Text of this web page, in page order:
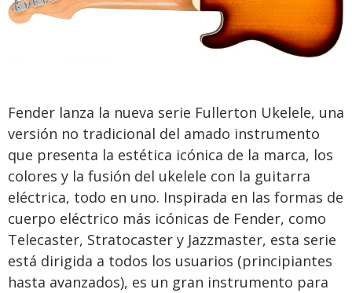
Fender lanza la nueva serie Fullerton Ukelele, una
versión no tradicional del amado instrumento
que presenta la estética icónica de la marca, los
colores y la fusión del ukelele con la guitarra
eléctrica, todo en uno. Inspirada en las formas de
cuerpo eléctrico más icónicas de Fender, como
Telecaster, Stratocaster y Jazzmaster, esta serie
está dirigida a todos los usuarios (principiantes
hasta avanzados), es un gran instrumento para